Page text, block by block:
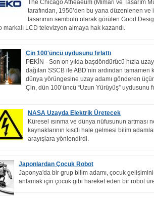
The Chicago Atheaeum (Mimari ve Tasarım
tarafından, 1950’den bu yana düzenlenen ve
tasarımın sembolü olarak görülen Good
markalı LCD televizyon almaya hak kazandı.
Çin 100'üncü uydusunu fırlattı
PEKİN - Son on yılda başdöndürücü hızla
dağılan SSCB ile ABD’nin ardından tamamen
dünya yörüngesine uzay adamı gönderen
Çin, dün 100’üncü “Uzun Yürüyüş” uydusunu
NASA Uzayda Elektrik Üretecek
Küresel ısınma ve dünya nüfusunun artması
kaynaklarının kısıtlı hale gelmesi bilim
arayışlara yönlendirdi.
Japonlardan Çocuk Robot
Japonya'da bir grup bilim adamı, çocuk
anlamak için çocuk gibi hareket eden bir robot